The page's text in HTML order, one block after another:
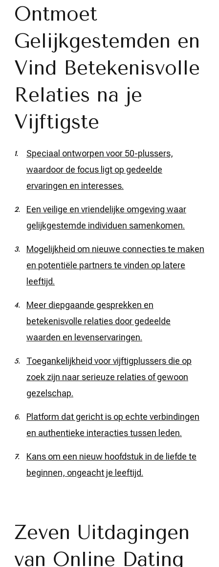
Ontmoet
Gelijkgestemden en
Vind Betekenisvolle
Relaties na je
Vijftigste
Speciaal ontworpen voor 50-plussers,
waardoor de focus ligt op gedeelde
ervaringen en interesses.
Een veilige en vriendelijke omgeving waar
gelijkgestemde individuen samenkomen.
Mogelijkheid om nieuwe connecties te maken
en potentiële partners te vinden op latere
leeftijd.
Meer diepgaande gesprekken en
betekenisvolle relaties door gedeelde
waarden en levenservaringen.
Toegankelijkheid voor vijftigplussers die op
zoek zijn naar serieuze relaties of gewoon
gezelschap.
Platform dat gericht is op echte verbindingen
en authentieke interacties tussen leden.
Kans om een nieuw hoofdstuk in de liefde te
beginnen, ongeacht je leeftijd.
Zeven Uitdagingen
van Online Dating